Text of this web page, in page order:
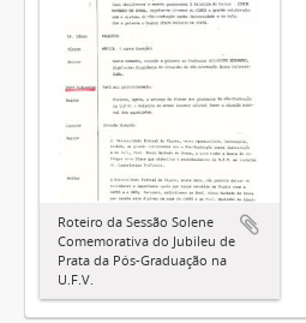
Roteiro da Sessão Solene
Comemorativa do Jubileu de
Prata da Pós-Graduação na
U.F.V.